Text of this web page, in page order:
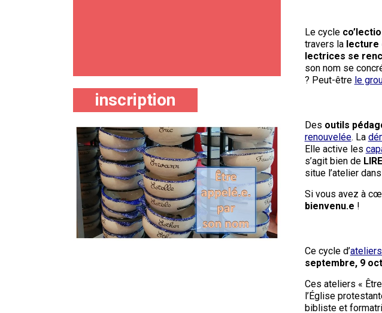
inscription
Le cycle co’lectio
travers lalecture
lectrices se
son nom se
? Peut-être le
Des outils
renouvelée. La
Elle active les
s’agit bien de
situe l’atelier dans
Si vous avez à
bienvenu.e !
Ce cycle d’ateliers
septembre, 9
Ces ateliers «
l’Église
bibliste et